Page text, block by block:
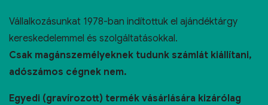
Vállalkozásunkat 1978-ban indítottuk el ajándéktárgy
kereskedelemmel és szolgáltatásokkal.
Csak magánszemélyeknek tudunk számlát kiállítani,
adószámos cégnek nem.
Egyedi (gravírozott) termék vásárlására kizárólag